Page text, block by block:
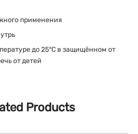
применения
до 25°C в защищённом от
от детей
Products